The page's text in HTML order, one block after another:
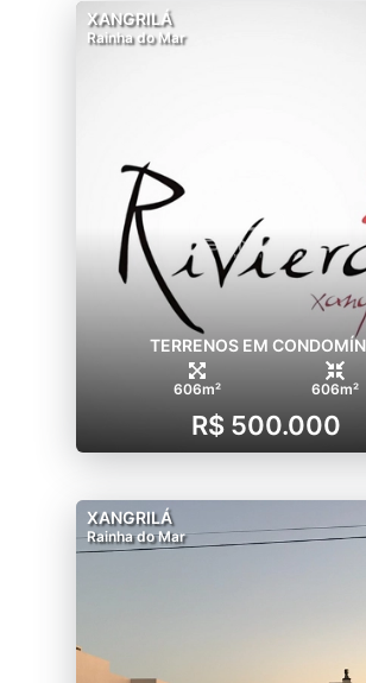
XANGRILÁ
Rainha do Mar
TERRENOS EM
606m² 606m²
R$ 500.000
XANGRILÁ
Rainha do Mar